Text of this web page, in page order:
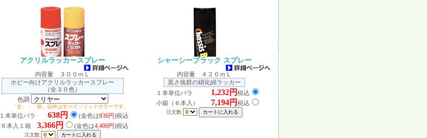
アクリルラッカースプレー
内容量 ３００ｍＬ
ホビー向けアクリルラッカースプレー
（全３０色）
色調
「金」・「銀」以外はすべてソリッドカラーです。
１本単位バラ 638円 (金色は836円)税込
６本入１箱 3,366円 (金色は4,400円)税込
注文数
シャーシーブラック スプレー
内容量 ４２０ｍＬ
黒さ抜群の硝化綿ラッカー
１本単位バラ
1,232円 税込
小箱（６本入）
7,194円 税込
注文数